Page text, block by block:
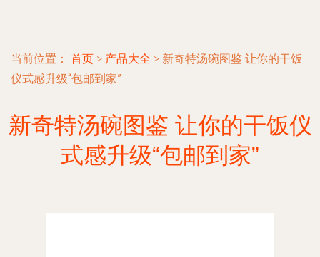
当前位置： 首页 > 产品大全 > 新奇特汤碗图鉴 让你的干饭
仪式感升级“包邮到家”
新奇特汤碗图鉴 让你的干饭仪
式感升级“包邮到家”